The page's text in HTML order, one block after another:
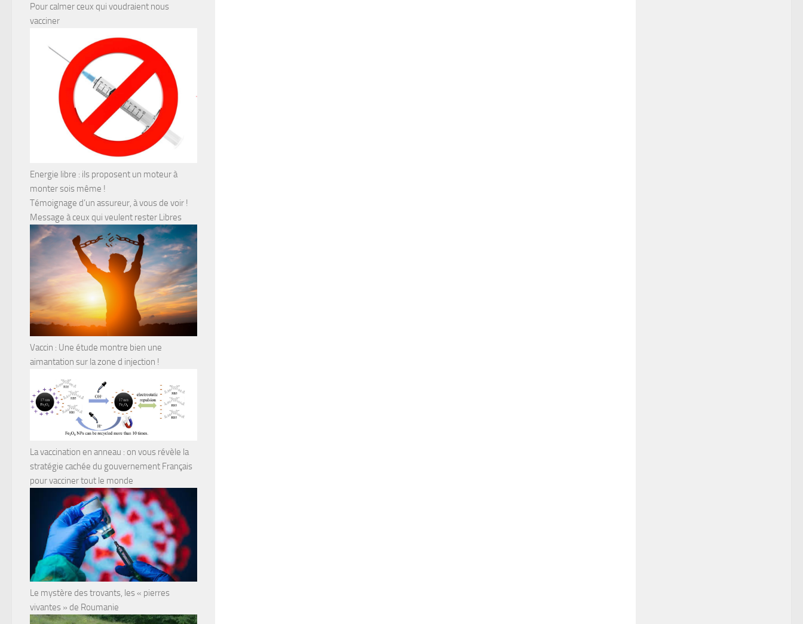
Pour calmer ceux qui voudraient nous
vacciner
Energie libre : ils proposent un moteur à
monter sois même !
Témoignage d’un assureur, à vous de voir !
Message à ceux qui veulent rester Libres
Vaccin : Une étude montre bien une
aimantation sur la zone d injection !
La vaccination en anneau : on vous révèle la
stratégie cachée du gouvernement Français
pour vacciner tout le monde
Le mystère des trovants, les « pierres
vivantes » de Roumanie